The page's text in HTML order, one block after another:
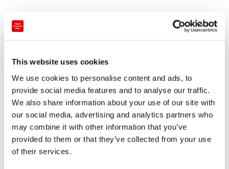
This website uses cookies
We use cookies to personalise content and ads, to
provide social media features and to analyse our traffic.
We also share information about your use of our site with
our social media, advertising and analytics partners who
may combine it with other information that you’ve
provided to them or that they’ve collected from your use
of their services.
http://blog.kitamura.jp/47/4261/
电话号码
+81-98-861-9122
店铺种类
家电量贩店
销售商品
电子产品 / 数码设备